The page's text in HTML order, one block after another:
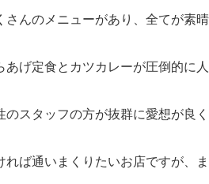
さんのメニューがあり、全てが素
あげ定食とカツカレーが圧倒的に
のスタッフの方が抜群に愛想が良
れば通いまくりたいお店ですが、